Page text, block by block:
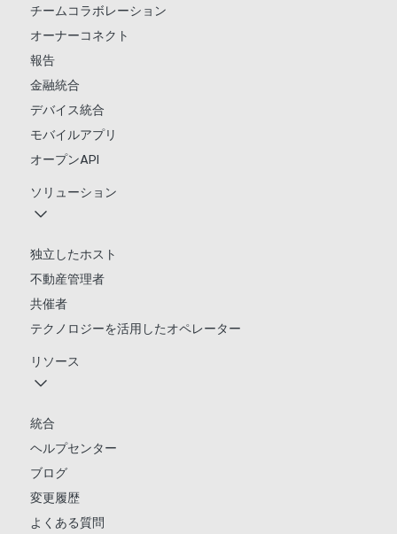
チームコラボレーション
オーナーコネクト
報告
金融統合
デバイス統合
モバイルアプリ
オープンAPI
ソリューション
独立したホスト
不動産管理者
共催者
テクノロジーを活用したオペレーター
リソース
統合
ヘルプセンター
ブログ
変更履歴
よくある質問